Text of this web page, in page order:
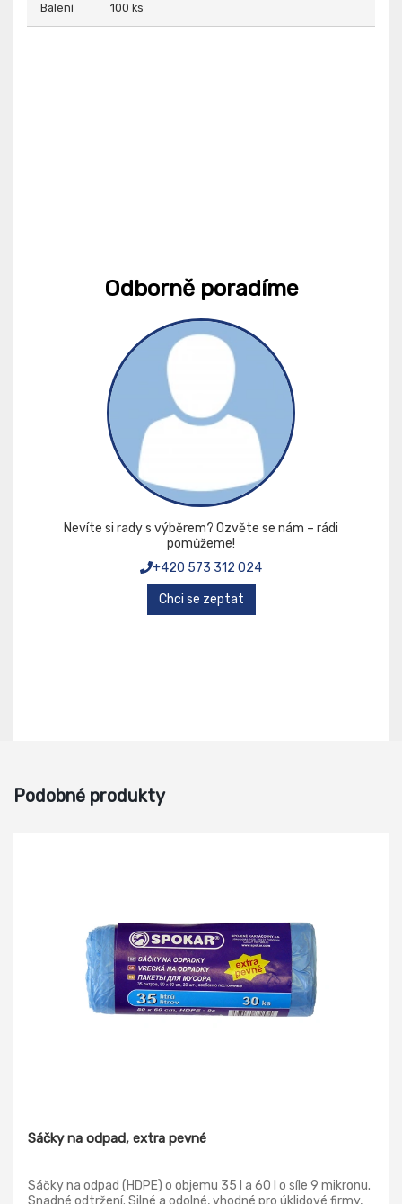
Balení 100 ks
Odborně poradíme
Nevíte si rady s výběrem? Ozvěte se nám – rádi
pomůžeme!
+420 573 312 024
Chci se zeptat
Podobné produkty
Sáčky na odpad, extra pevné
Sáčky na odpad (HDPE) o objemu 35 l a 60 l o síle 9 mikronu.